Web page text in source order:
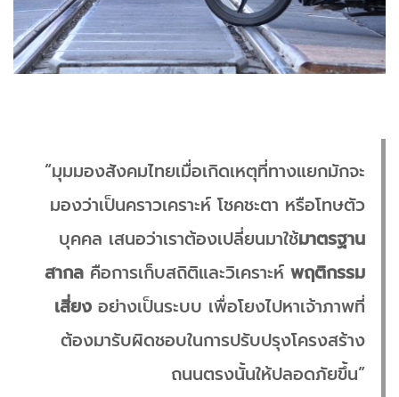
“มุมมองสังคมไทยเมื่อเกิดเหตุที่ทางแยกมักจะ
มองว่าเป็นคราวเคราะห์ โชคชะตา หรือโทษตัว
บุคคล เสนอว่าเราต้องเปลี่ยนมาใช้มาตรฐาน
สากล คือการเก็บสถิติและวิเคราะห์ พฤติกรรม
เสี่ยง อย่างเป็นระบบ เพื่อโยงไปหาเจ้าภาพที่
ต้องมารับผิดชอบในการปรับปรุงโครงสร้าง
ถนนตรงนั้นให้ปลอดภัยขึ้น”